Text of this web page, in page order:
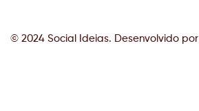
© 2024 Social Ideias. Desenvolvido por